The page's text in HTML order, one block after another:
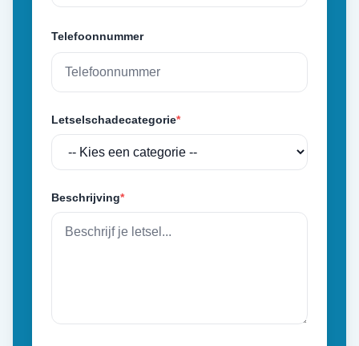
Telefoonnummer
Letselschadecategorie*
Beschrijving*